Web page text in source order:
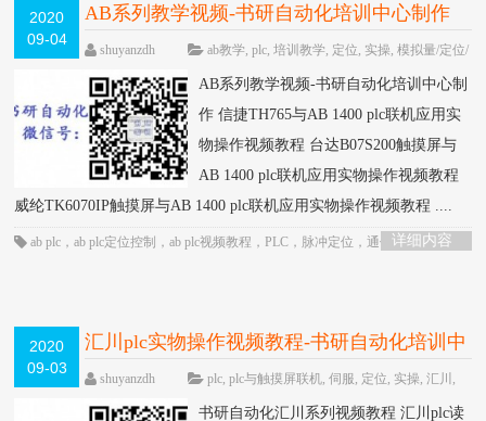
2020
09-04
AB系列教学视频-书研自动化培训中心制作
HOTshuyanzdh ab教学,plc,培训教学, 定位, 实操,模拟量/定位/
论
AB系列教学视频-书研自动化培训中心制
作 信捷TH765与AB 1400 plc联机应用实
物操作视频教程 台达B07S200触摸屏与
AB 1400 plc联机应用实物操作视频教程
威纶TK6070IP触摸屏与AB 1400 plc联机应用实物操作视频教程 ....
详细内容
ab plc ，ab plc定位控制 ，ab plc视频教程 ，PLC ， 脉冲定位 ，通信控制
2020
09-03
汇川plc实物操作视频教程-书研自动化培训中
心制作 HOT
shuyanzdh plc,plc与触摸屏联机,伺服, 定位, 实操,汇川 ,
书研自动化汇川系列视频教程 汇川plc读